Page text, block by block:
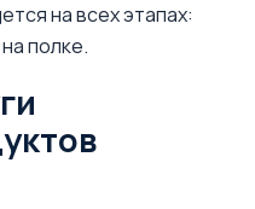
на всех этапах:
полке.